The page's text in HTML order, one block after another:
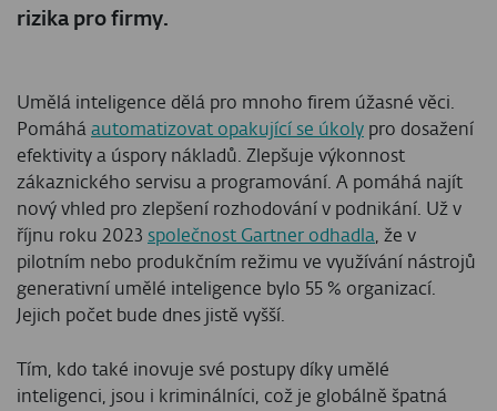
rizika pro firmy.
Umělá inteligence dělá pro mnoho firem úžasné věci.
Pomáhá automatizovat opakující se úkoly pro dosažení
efektivity a úspory nákladů. Zlepšuje výkonnost
zákaznického servisu a programování. A pomáhá najít
nový vhled pro zlepšení rozhodování v podnikání. Už v
říjnu roku 2023 společnost Gartner odhadla , že v
pilotním nebo produkčním režimu ve využívání nástrojů
generativní umělé inteligence bylo 55 % organizací.
Jejich počet bude dnes jistě vyšší.
Tím, kdo také inovuje své postupy díky umělé
inteligenci, jsou i kriminálníci, což je globálně špatná